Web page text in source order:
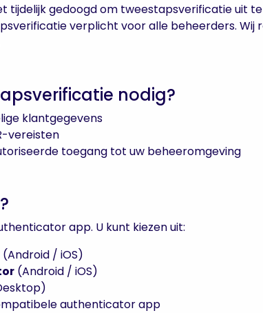
tijdelijk gedoogd om tweestapsverificatie uit
verplicht voor alle beheerders. Wij
nodig?
klantgegevens
vereisten
toegang tot uw beheeromgeving
app. U kunt kiezen uit:
(Android / iOS)
(Android / iOS)
authenticator app